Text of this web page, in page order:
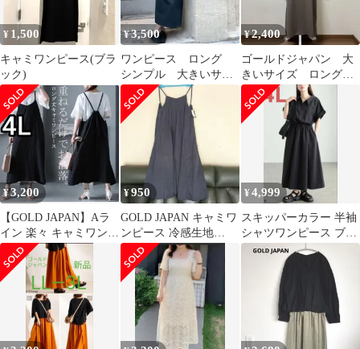
いサイズレディース
¥ 1,500
キャミワンピース(ブラ
ック)
¥3,500
ワンピース ロング
シンプル 大きいサイ
ズ
¥2,400
ゴールドジャパン 大
きいサイズ ロングワ
ンピース 大人 素
敵 ワンピース 薄手
¥3,200
【GOLD JAPAN】Aラ
イン 楽々 キャミワンピ
（4L）黒 新品
¥950
GOLD JAPAN キャミワ
ンピース 冷感生地
F(LL-5L)
¥4,999
スキッパーカラー 半袖
シャツワンピース ブラ
ック 4L 黒